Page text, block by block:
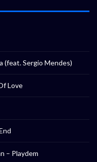
(feat. Sergio Mendes)
Love
– Playdem